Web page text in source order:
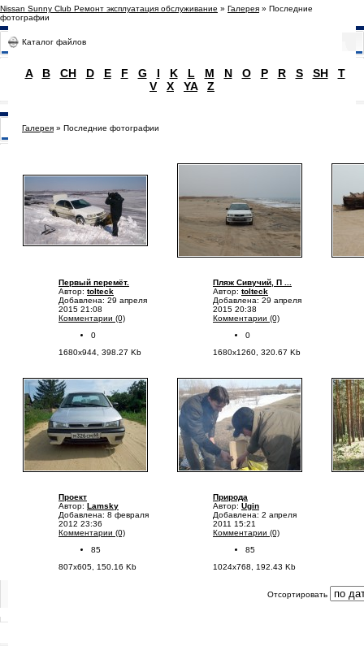
Nissan Sunny Club Ремонт эксплуатация обслуживание » Галерея » Последние
фотографии
Каталог файлов
A B CH D E F G I K L M N O P R S SH
T
V
X YA Z
Галерея » Последние фотографии
Первый перемёт.
Автор: tolteck
Добавлена: 29 апреля
2015 21:08
Комментарии (0)
0
1680x944, 398.27 Kb
Пляж Сивучий, П ...
Автор: tolteck
Добавлена: 29 апреля
2015 20:38
Комментарии (0)
0
1680x1260, 320.67 Kb
Проект
Автор: Lamsky
Добавлена: 8 февраля
2012 23:36
Комментарии (0)
85
807x605, 150.16 Kb
Природа
Автор: Ugin
Добавлена: 2 апреля
2011 15:21
Комментарии (0)
85
1024x768, 192.43 Kb
Отсортировать